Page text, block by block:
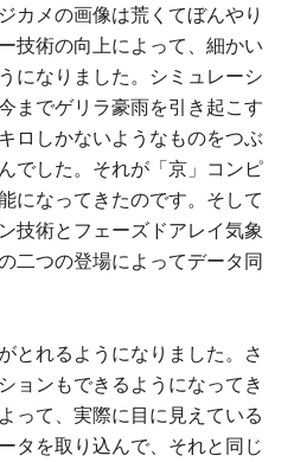
カメの画像は荒くてぼんやり
技術の向上によって、細かい
になりました。シミュレーシ
までゲリラ豪雨を引き起こす
ロしかないようなものをつぶ
でした。それが「京」コンピ
になってきたのです。そして
技術とフェーズドアレイ気象
二つの登場によってデータ同
とれるようになりました。さ
ョンもできるようになってき
って、実際に目に見えている
タを取り込んで、それと同じ